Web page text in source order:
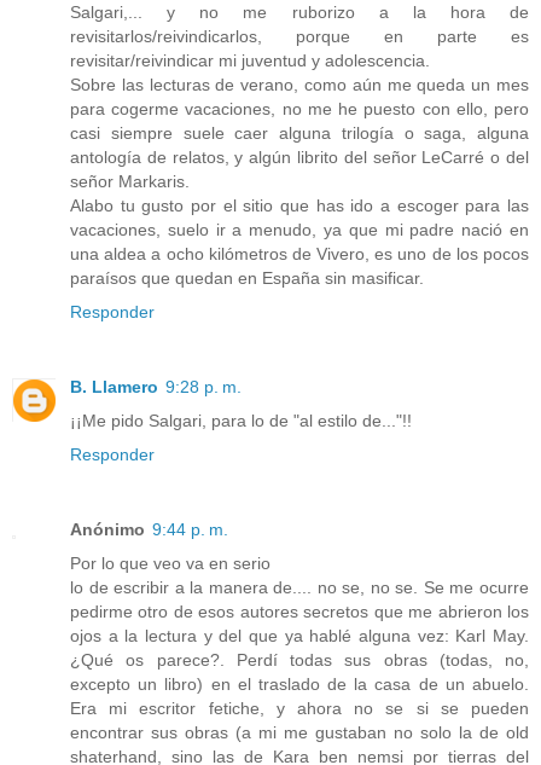
Salgari,... y no me ruborizo a la hora de
revisitarlos/reivindicarlos, porque en parte es
revisitar/reivindicar mi juventud y adolescencia.
Sobre las lecturas de verano, como aún me queda un mes
para cogerme vacaciones, no me he puesto con ello, pero
casi siempre suele caer alguna trilogía o saga, alguna
antología de relatos, y algún librito del señor LeCarré o del
señor Markaris.
Alabo tu gusto por el sitio que has ido a escoger para las
vacaciones, suelo ir a menudo, ya que mi padre nació en
una aldea a ocho kilómetros de Vivero, es uno de los pocos
paraísos que quedan en España sin masificar.
Responder
B. Llamero 9:28 p. m.
¡¡Me pido Salgari, para lo de "al estilo de..."!!
Responder
Anónimo 9:44 p. m.
Por lo que veo va en serio
lo de escribir a la manera de.... no se, no se. Se me ocurre
pedirme otro de esos autores secretos que me abrieron los
ojos a la lectura y del que ya hablé alguna vez: Karl May.
¿Qué os parece?. Perdí todas sus obras (todas, no,
excepto un libro) en el traslado de la casa de un abuelo.
Era mi escritor fetiche, y ahora no se si se pueden
encontrar sus obras (a mi me gustaban no solo la de old
shaterhand, sino las de Kara ben nemsi por tierras del